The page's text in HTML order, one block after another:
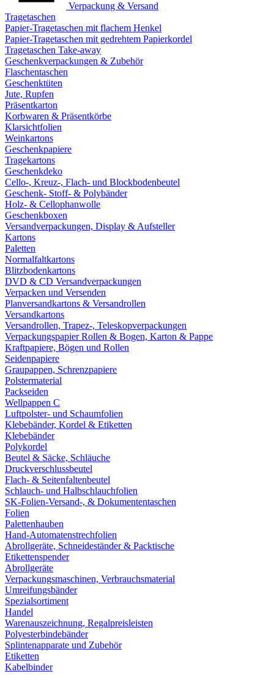
Verpackung & Versand
Tragetaschen
Papier-Tragetaschen mit flachem Henkel
Papier-Tragetaschen mit gedrehtem Papierkordel
Tragetaschen Take-away
Geschenkverpackungen & Zubehör
Flaschentaschen
Geschenktüten
Jute, Rupfen
Präsentkarton
Korbwaren & Präsentkörbe
Klarsichtfolien
Weinkartons
Geschenkpapiere
Tragekartons
Geschenkdeko
Cello-, Kreuz-, Flach- und Blockbodenbeutel
Geschenk- Stoff- & Polybänder
Holz- & Cellophanwolle
Geschenkboxen
Versandverpackungen, Display & Aufsteller
Kartons
Paletten
Normalfaltkartons
Blitzbodenkartons
DVD & CD Versandverpackungen
Verpacken und Versenden
Planversandkartons & Versandrollen
Versandkartons
Versandrollen, Trapez-, Teleskopverpackungen
Verpackungspapier Rollen & Bogen, Karton & Pappe
Kraftpapiere, Bögen und Rollen
Seidenpapiere
Graupappen, Schrenzpapiere
Polstermaterial
Packseiden
Wellpappen C
Luftpolster- und Schaumfolien
Klebebänder, Kordel & Etiketten
Klebebänder
Polykordel
Beutel & Säcke, Schläuche
Druckverschlussbeutel
Flach- & Seitenfaltenbeutel
Schlauch- und Halbschlauchfolien
SK-Folien-Versand-, & Dokumententaschen
Folien
Palettenhauben
Hand-Automatenstrechfolien
Abrollgeräte, Schneideständer & Packtische
Etikettenspender
Abrollgeräte
Verpackungsmaschinen, Verbrauchsmaterial
Umreifungsbänder
Spezialsortiment
Handel
Warenauszeichnung, Regalpreisleisten
Polyesterbindebänder
Splintenapparate und Zubehör
Etiketten
Kabelbinder